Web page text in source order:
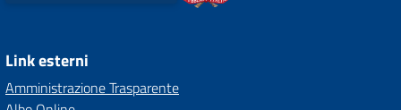
Link esterni
Amministrazione Trasparente